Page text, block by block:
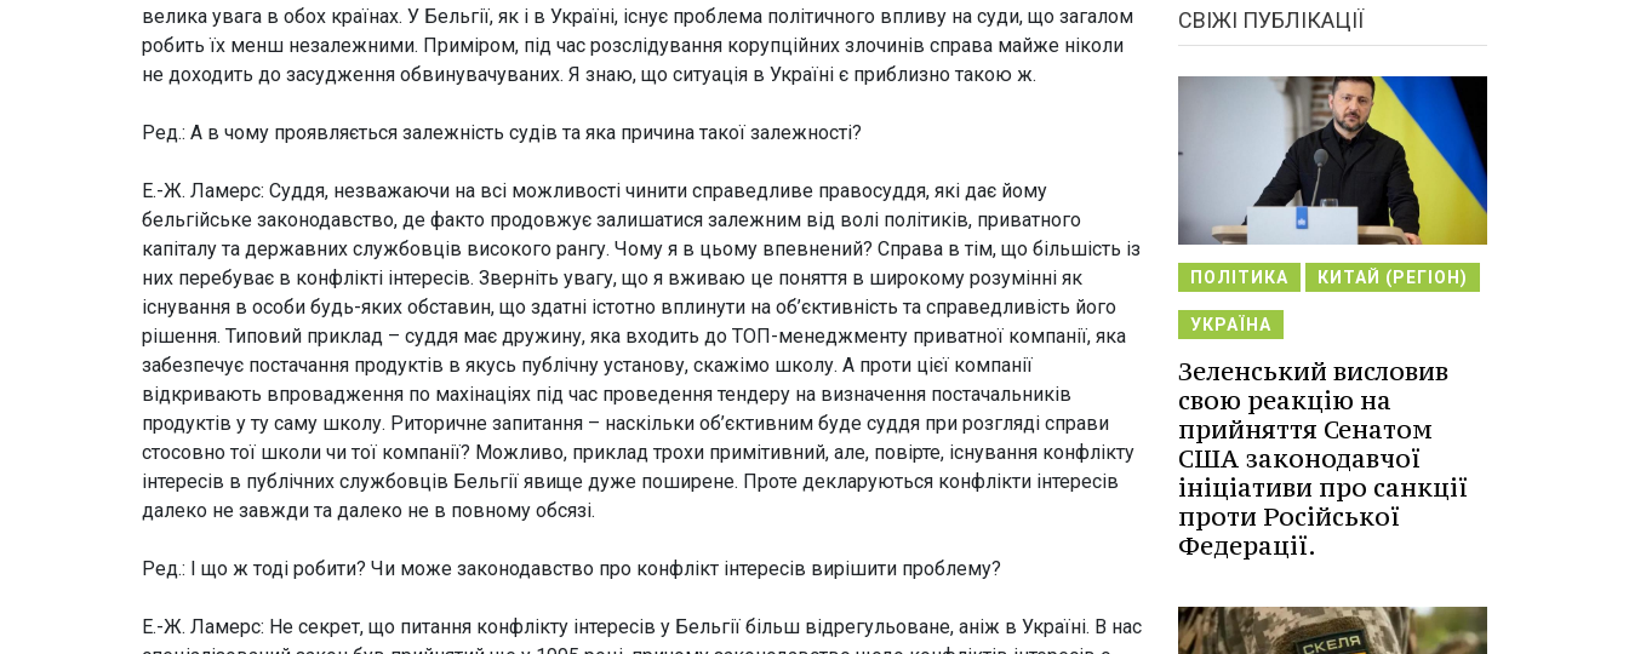
велика увага в обох країнах. У Бельгії, як і в Україні, існує проблема політичного впливу на суди, що загалом
робить їх менш незалежними. Приміром, під час розслідування корупційних злочинів справа майже ніколи
не доходить до засудження обвинувачуваних. Я знаю, що ситуація в Україні є приблизно такою ж.
Ред.: А в чому проявляється залежність судів та яка причина такої залежності?
Е.-Ж. Ламерс: Суддя, незважаючи на всі можливості чинити справедливе правосуддя, які дає йому
бельгійське законодавство, де факто продовжує залишатися залежним від волі політиків, приватного
капіталу та державних службовців високого рангу. Чому я в цьому впевнений? Справа в тім, що більшість із
них перебуває в конфлікті інтересів. Зверніть увагу, що я вживаю це поняття в широкому розумінні як
існування в особи будь-яких обставин, що здатні істотно вплинути на об’єктивність та справедливість його
рішення. Типовий приклад – суддя має дружину, яка входить до ТОП-менеджменту приватної компанії, яка
забезпечує постачання продуктів в якусь публічну установу, скажімо школу. А проти цієї компанії
відкривають впровадження по махінаціях під час проведення тендеру на визначення постачальників
продуктів у ту саму школу. Риторичне запитання – наскільки об’єктивним буде суддя при розгляді справи
стосовно тої школи чи тої компанії? Можливо, приклад трохи примітивний, але, повірте, існування конфлікту
інтересів в публічних службовців Бельгії явище дуже поширене. Проте декларуються конфлікти інтересів
далеко не завжди та далеко не в повному обсязі.
Ред.: І що ж тоді робити? Чи може законодавство про конфлікт інтересів вирішити проблему?
Е.-Ж. Ламерс: Не секрет, що питання конфлікту інтересів у Бельгії більш відрегульоване, аніж в Україні. В нас
СВІЖІ ПУБЛІКАЦІЇ
ПОЛІТИКА КИТАЙ (РЕГІОН)
УКРАЇНА
Зеленський висловив
свою реакцію на
прийняття Сенатом
США законодавчої
ініціативи про санкції
проти Російської
Федерації.